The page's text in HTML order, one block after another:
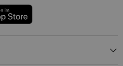
App Store